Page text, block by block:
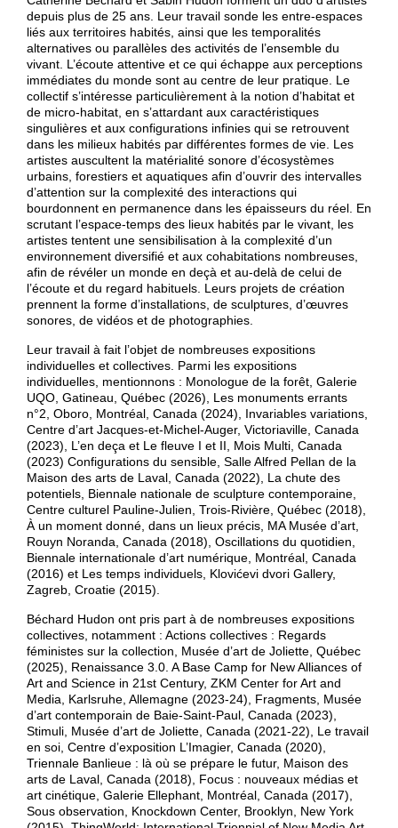
depuis plus de 25 ans. Leur travail sonde les entre-espaces
liés aux territoires habités, ainsi que les temporalités
alternatives ou parallèles des activités de l’ensemble du
vivant. L’écoute attentive et ce qui échappe aux perceptions
immédiates du monde sont au centre de leur pratique. Le
collectif s’intéresse particulièrement à la notion d’habitat et
de micro-habitat, en s’attardant aux caractéristiques
singulières et aux configurations infinies qui se retrouvent
dans les milieux habités par différentes formes de vie. Les
artistes auscultent la matérialité sonore d’écosystèmes
urbains, forestiers et aquatiques afin d’ouvrir des intervalles
d’attention sur la complexité des interactions qui
bourdonnent en permanence dans les épaisseurs du réel. En
scrutant l’espace-temps des lieux habités par le vivant, les
artistes tentent une sensibilisation à la complexité d’un
environnement diversifié et aux cohabitations nombreuses,
afin de révéler un monde en deçà et au-delà de celui de
l’écoute et du regard habituels. Leurs projets de création
prennent la forme d’installations, de sculptures, d’œuvres
sonores, de vidéos et de photographies.
Leur travail à fait l’objet de nombreuses expositions
individuelles et collectives. Parmi les expositions
individuelles, mentionnons : Monologue de la forêt, Galerie
UQO, Gatineau, Québec (2026), Les monuments errants
n°2, Oboro, Montréal, Canada (2024), Invariables variations,
Centre d’art Jacques-et-Michel-Auger, Victoriaville, Canada
(2023), L’en deça et Le fleuve I et II, Mois Multi, Canada
(2023) Configurations du sensible, Salle Alfred Pellan de la
Maison des arts de Laval, Canada (2022), La chute des
potentiels, Biennale nationale de sculpture contemporaine,
Centre culturel Pauline-Julien, Trois-Rivière, Québec (2018),
À un moment donné, dans un lieux précis, MA Musée d’art,
Rouyn Noranda, Canada (2018), Oscillations du quotidien,
Biennale internationale d’art numérique, Montréal, Canada
(2016) et Les temps individuels, Klovićevi dvori Gallery,
Zagreb, Croatie (2015).
Béchard Hudon ont pris part à de nombreuses expositions
collectives, notamment : Actions collectives : Regards
féministes sur la collection, Musée d’art de Joliette, Québec
(2025), Renaissance 3.0. A Base Camp for New Alliances of
Art and Science in 21st Century, ZKM Center for Art and
Media, Karlsruhe, Allemagne (2023-24), Fragments, Musée
d’art contemporain de Baie-Saint-Paul, Canada (2023),
Stimuli, Musée d’art de Joliette, Canada (2021-22), Le travail
en soi, Centre d’exposition L’Imagier, Canada (2020),
Triennale Banlieue : là où se prépare le futur, Maison des
arts de Laval, Canada (2018), Focus : nouveaux médias et
art cinétique, Galerie Ellephant, Montréal, Canada (2017),
Sous observation, Knockdown Center, Brooklyn, New York